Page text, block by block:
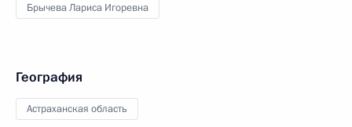
Брычева Лариса Игоревна
География
Астраханская область